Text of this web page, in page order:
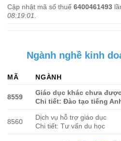
Cập nhật mã số thuế 6400461493
08:19:01
Ngành nghề kinh
MÃ NGÀNH
8559
Giáo dục khác chưa
Chi tiết: Đào tạo tiếng
8560
Dịch vụ hỗ trợ giáo dục
Chi tiết: Tư vấn du học